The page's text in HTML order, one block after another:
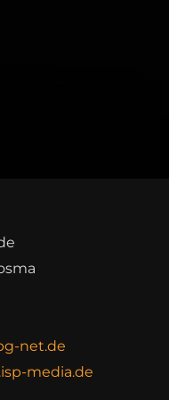
net.de
media.de